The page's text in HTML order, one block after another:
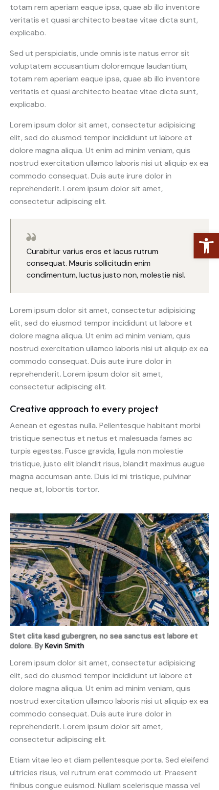
Abrir barra de herramientas
totam rem aperiam eaque ipsa, quae ab illo inventore
veritatis et quasi architecto beatae vitae dicta sunt,
explicabo.
Sed ut perspiciatis, unde omnis iste natus error sit
voluptatem accusantium doloremque laudantium,
totam rem aperiam eaque ipsa, quae ab illo inventore
veritatis et quasi architecto beatae vitae dicta sunt,
explicabo.
Lorem ipsum dolor sit amet, consectetur adipisicing
elit, sed do eiusmod tempor incididunt ut labore et
dolore magna aliqua. Ut enim ad minim veniam, quis
nostrud exercitation ullamco laboris nisi ut aliquip ex ea
commodo consequat. Duis aute irure dolor in
reprehenderit. Lorem ipsum dolor sit amet,
consectetur adipiscing elit.
Curabitur varius eros et lacus rutrum
consequat. Mauris sollicitudin enim
condimentum, luctus justo non, molestie nisl.
Lorem ipsum dolor sit amet, consectetur adipisicing
elit, sed do eiusmod tempor incididunt ut labore et
dolore magna aliqua. Ut enim ad minim veniam, quis
nostrud exercitation ullamco laboris nisi ut aliquip ex ea
commodo consequat. Duis aute irure dolor in
reprehenderit. Lorem ipsum dolor sit amet,
consectetur adipiscing elit.
Creative approach to every project
Aenean et egestas nulla. Pellentesque habitant morbi
tristique senectus et netus et malesuada fames ac
turpis egestas. Fusce gravida, ligula non molestie
tristique, justo elit blandit risus, blandit maximus augue
magna accumsan ante. Duis id mi tristique, pulvinar
neque at, lobortis tortor.
Stet clita kasd gubergren, no sea sanctus est labore et
dolore. ByKevin Smith
Lorem ipsum dolor sit amet, consectetur adipisicing
elit, sed do eiusmod tempor incididunt ut labore et
dolore magna aliqua. Ut enim ad minim veniam, quis
nostrud exercitation ullamco laboris nisi ut aliquip ex ea
commodo consequat. Duis aute irure dolor in
reprehenderit. Lorem ipsum dolor sit amet,
consectetur adipiscing elit.
Etiam vitae leo et diam pellentesque porta. Sed eleifend
ultricies risus, vel rutrum erat commodo ut. Praesent
finibus congue euismod. Nullam scelerisque massa vel